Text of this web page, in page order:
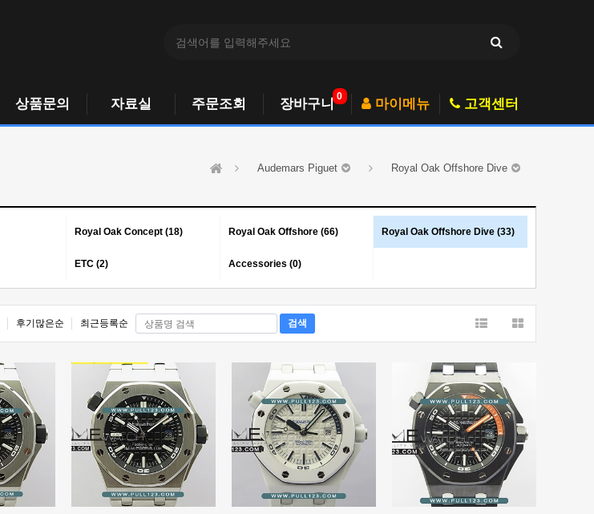
상품문의 자료실 주문조회 0
장바구니 마이메뉴 고객센터
Audemars Piguet Royal Oak Offshore Dive
Royal Oak Concept (18) Royal Oak Offshore (66) Royal Oak Offshore Dive (33)
ETC (2) Accessories (0)
후기많은순 최근등록순